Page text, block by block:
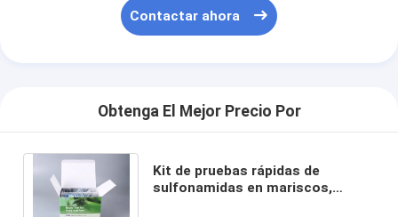
Contactar ahora
Obtenga El Mejor Precio Por
Kit de pruebas rápidas de
sulfonamidas en mariscos,